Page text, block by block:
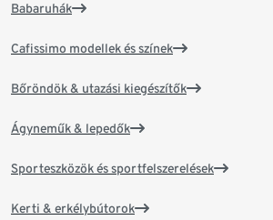
Babaruhák
Cafissimo modellek és színek
Bőröndök & utazási kiegészítők
Ágyneműk & lepedők
Sporteszközök és sportfelszerelések
Kerti & erkélybútorok